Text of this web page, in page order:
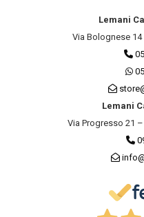
Lemani
Via Bolognese 14
Lemani
Via Progresso 21 –